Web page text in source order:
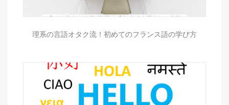
理系の言語オタク流！初めてのフランス語の学び方